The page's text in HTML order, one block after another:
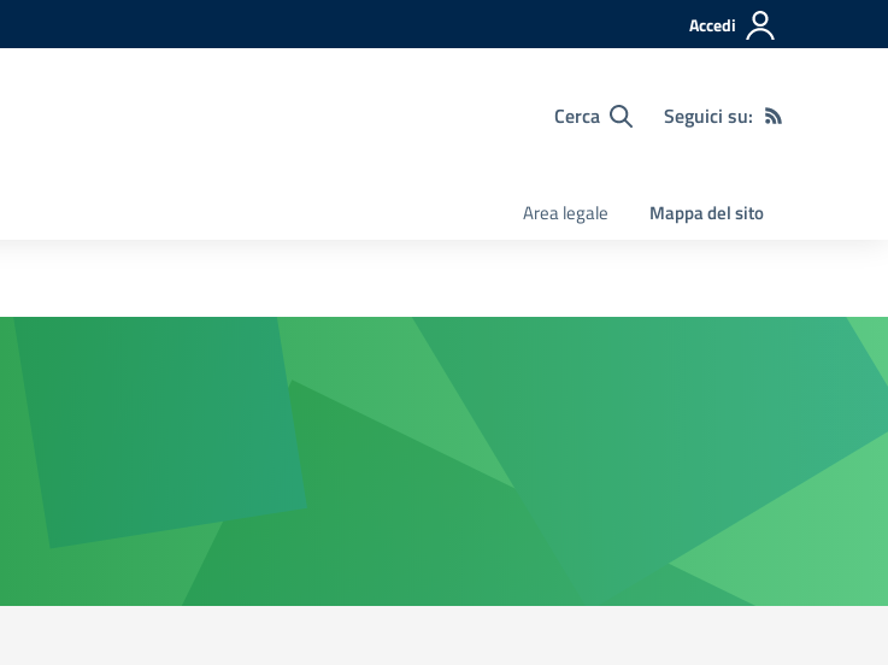
Accedi
Cerca Seguici su:
Area legale Mappa del sito